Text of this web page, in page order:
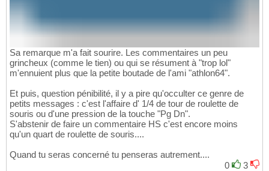
Sa remarque m'a fait sourire. Les commentaires un peu
grincheux (comme le tien) ou qui se résument à "trop lol"
m'ennuient plus que la petite boutade de l'ami "athlon64".
Et puis, question pénibilité, il y a pire qu'occulter ce genre de
petits messages : c'est l'affaire d' 1/4 de tour de roulette de
souris ou d'une pression de la touche "Pg Dn".
S'abstenir de faire un commentaire HS c'est encore moins
qu'un quart de roulette de souris....
Quand tu seras concerné tu penseras autrement....
0
3